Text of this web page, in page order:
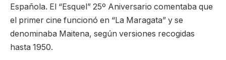
Española. El “Esquel” 25º Aniversario comentaba que
el primer cine funcionó en “La Maragata” y se
denominaba Maitena, según versiones recogidas
hasta 1950.